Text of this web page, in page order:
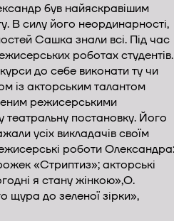
був найяскравішим
В силу його неординарності,
Сашка знали всі. Під час
роботах студентів.
до себе виконати ту чи
із акторським талантом
режисерськими
театральну постановку. Його
усіх викладачів своїм
роботи Олександра:
«Стриптиз»; акторські
я стану жінкою»,О.
щура до зеленої зірки»,